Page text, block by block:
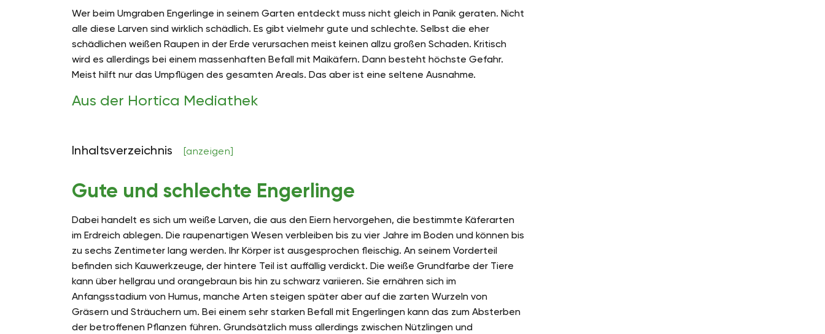
Wer beim Umgraben Engerlinge in seinem Garten entdeckt muss nicht gleich in Panik geraten. Nicht
alle diese Larven sind wirklich schädlich. Es gibt vielmehr gute und schlechte. Selbst die eher
schädlichen weißen Raupen in der Erde verursachen meist keinen allzu großen Schaden. Kritisch
wird es allerdings bei einem massenhaften Befall mit Maikäfern. Dann besteht höchste Gefahr.
Meist hilft nur das Umpflügen des gesamten Areals. Das aber ist eine seltene Ausnahme.
Aus der Hortica Mediathek
Inhaltsverzeichnis [anzeigen]
Gute und schlechte Engerlinge
Dabei handelt es sich um weiße Larven, die aus den Eiern hervorgehen, die bestimmte Käferarten
im Erdreich ablegen. Die raupenartigen Wesen verbleiben bis zu vier Jahre im Boden und können bis
zu sechs Zentimeter lang werden. Ihr Körper ist ausgesprochen fleischig. An seinem Vorderteil
befinden sich Kauwerkzeuge, der hintere Teil ist auffällig verdickt. Die weiße Grundfarbe der Tiere
kann über hellgrau und orangebraun bis hin zu schwarz variieren. Sie ernähren sich im
Anfangsstadium von Humus, manche Arten steigen später aber auf die zarten Wurzeln von
Gräsern und Sträuchern um. Bei einem sehr starken Befall mit Engerlingen kann das zum Absterben
der betroffenen Pflanzen führen. Grundsätzlich muss allerdings zwischen Nützlingen und